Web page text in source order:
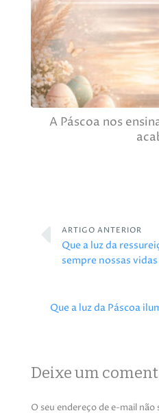
A Páscoa nos
ARTIGO ANTERIOR
Que a luz da
sempre nossas vidas
Que a luz da Páscoa
Deixe um
O seu endereço de e-mail não